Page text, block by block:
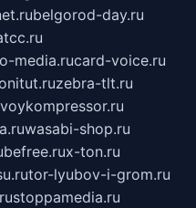
belgorod-day.ru
media.rucard-voice.ru
zebra-tlt.ru
wasabi-shop.ru
x-ton.ru
tor-lyubov-i-grom.ru
stoppamedia.ru